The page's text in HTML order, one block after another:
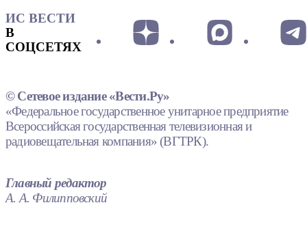
ИС ВЕСТИ
В
СОЦСЕТЯХ
© Сетевое издание «Вести.Ру»
«Федеральное государственное унитарное предприятие
Всероссийская государственная телевизионная и
радиовещательная компания» (ВГТРК).
Главный редактор
А. А. Филипповский